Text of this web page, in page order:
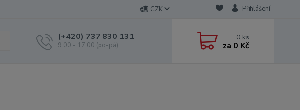
CZK Přihlášení
(+420) 737 830 131
9:00 - 17:00 (po-pá)
0 ks
za 0 Kč